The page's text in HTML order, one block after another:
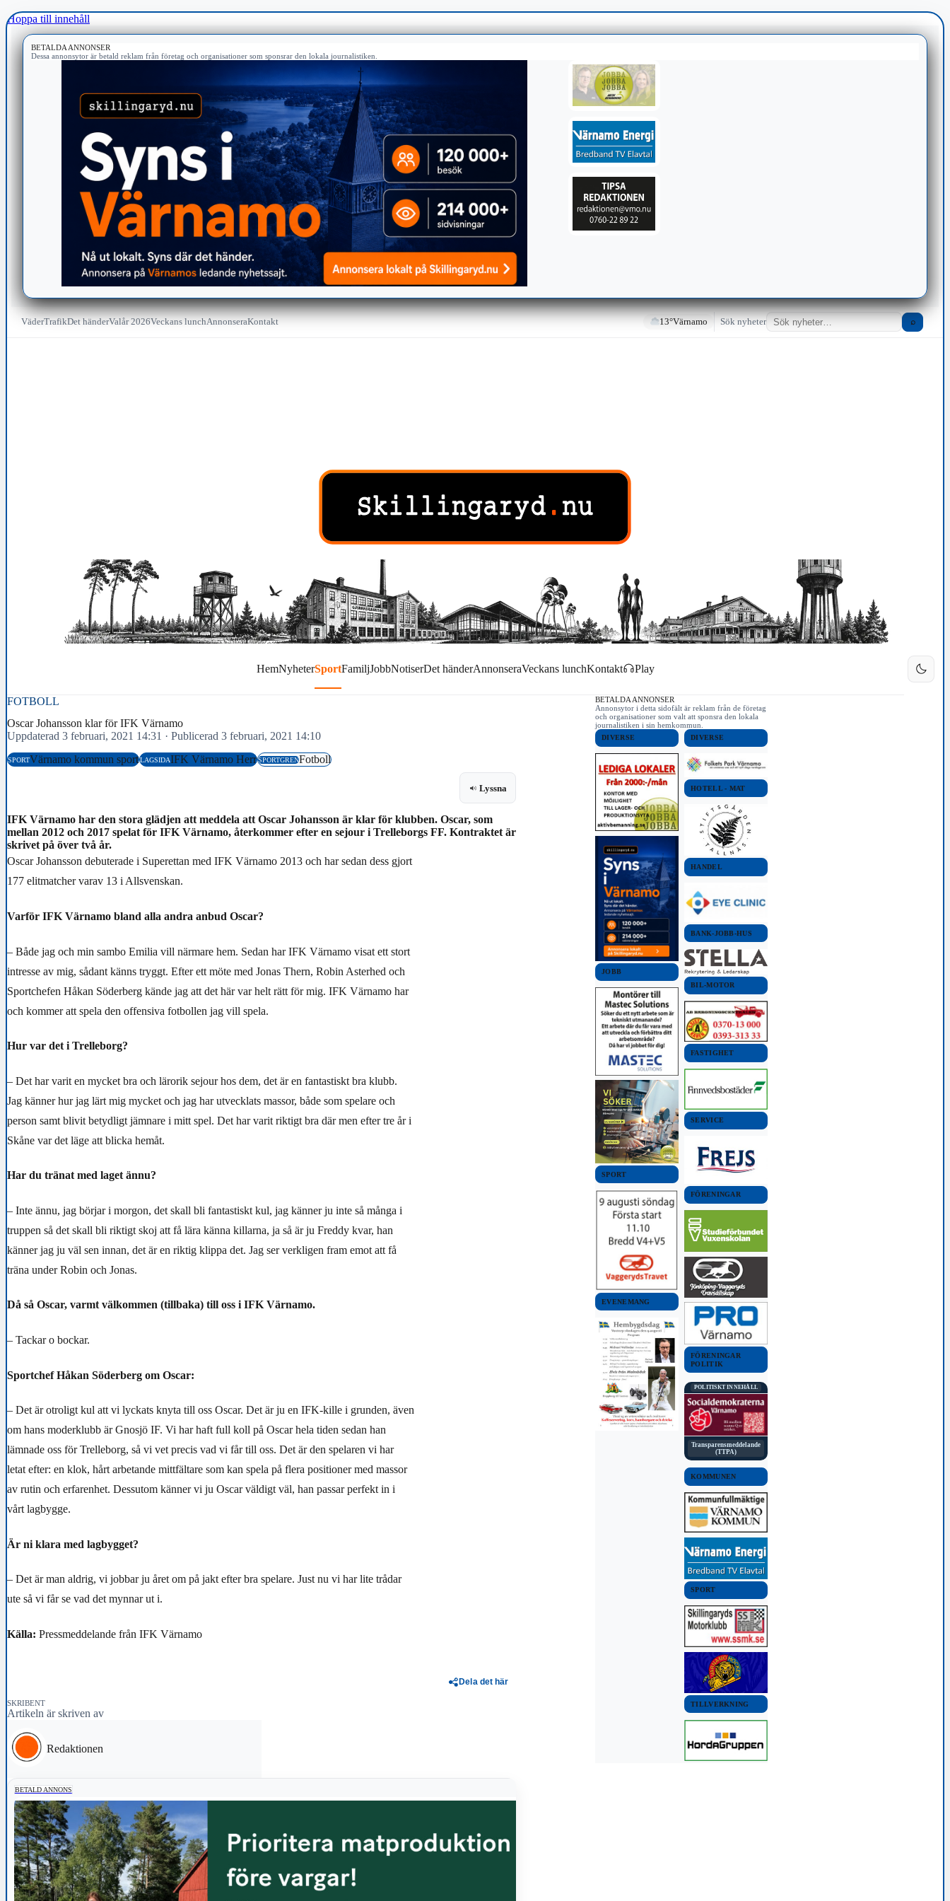
Hoppa till innehåll
BETALDA ANNONSER
Dessa annonsytor är betald reklam från företag och organisationer som sponsrar den lokala journalistiken.
VäderTrafikDet händerValår 2026Veckans lunchAnnonseraKontakt 13°Värnamo Sök nyheter ⌕
HemNyheterSportFamiljJobbNotiserDet händerAnnonseraVeckans lunchKontakt Play
FOTBOLL
Oscar Johansson klar för IFK Värnamo
Uppdaterad 3 februari, 2021 14:31 · Publicerad 3 februari, 2021 14:10
SPORTVärnamo kommun sportLAGSIDAIFK Värnamo HerrSPORTGRENFotboll
Lyssna
IFK Värnamo har den stora glädjen att meddela att Oscar Johansson är klar för klubben. Oscar, som
mellan 2012 och 2017 spelat för IFK Värnamo, återkommer efter en sejour i Trelleborgs FF. Kontraktet är
skrivet på över två år.
Oscar Johansson debuterade i Superettan med IFK Värnamo 2013 och har sedan dess gjort
177 elitmatcher varav 13 i Allsvenskan.
Varför IFK Värnamo bland alla andra anbud Oscar?
– Både jag och min sambo Emilia vill närmare hem. Sedan har IFK Värnamo visat ett stort
intresse av mig, sådant känns tryggt. Efter ett möte med Jonas Thern, Robin Asterhed och
Sportchefen Håkan Söderberg kände jag att det här var helt rätt för mig. IFK Värnamo har
och kommer att spela den offensiva fotbollen jag vill spela.
Hur var det i Trelleborg?
– Det har varit en mycket bra och lärorik sejour hos dem, det är en fantastiskt bra klubb.
Jag känner hur jag lärt mig mycket och jag har utvecklats massor, både som spelare och
person samt blivit betydligt jämnare i mitt spel. Det har varit riktigt bra där men efter tre år i
Skåne var det läge att blicka hemåt.
Har du tränat med laget ännu?
– Inte ännu, jag börjar i morgon, det skall bli fantastiskt kul, jag känner ju inte så många i
truppen så det skall bli riktigt skoj att få lära känna killarna, ja så är ju Freddy kvar, han
känner jag ju väl sen innan, det är en riktig klippa det. Jag ser verkligen fram emot att få
träna under Robin och Jonas.
Då så Oscar, varmt välkommen (tillbaka) till oss i IFK Värnamo.
– Tackar o bockar.
Sportchef Håkan Söderberg om Oscar:
– Det är otroligt kul att vi lyckats knyta till oss Oscar. Det är ju en IFK-kille i grunden, även
om hans moderklubb är Gnosjö IF. Vi har haft full koll på Oscar hela tiden sedan han
lämnade oss för Trelleborg, så vi vet precis vad vi får till oss. Det är den spelaren vi har
letat efter: en klok, hårt arbetande mittfältare som kan spela på flera positioner med massor
av rutin och erfarenhet. Dessutom känner vi ju Oscar väldigt väl, han passar perfekt in i
vårt lagbygge.
Är ni klara med lagbygget?
– Det är man aldrig, vi jobbar ju året om på jakt efter bra spelare. Just nu vi har lite trådar
ute så vi får se vad det mynnar ut i.
Källa: Pressmeddelande från IFK Värnamo
Dela det här
SKRIBENT
Artikeln är skriven av
Redaktionen
BETALD ANNONS
BETALDA ANNONSER
Annonsytor i detta sidofält är reklam från de företag
och organisationer som valt att sponsra den lokala
journalistiken i sin hemkommun.
DIVERSE
JOBB
SPORT
EVENEMANG
DIVERSE
HOTELL - MAT
HANDEL
BANK-JOBB-HUS
BIL-MOTOR
FASTIGHET
SERVICE
FÖRENINGAR
FÖRENINGAR
POLITIK
POLITISKT INNEHÅLL
Transparensmeddelande
(TTPA)
KOMMUNEN
SPORT
TILLVERKNING